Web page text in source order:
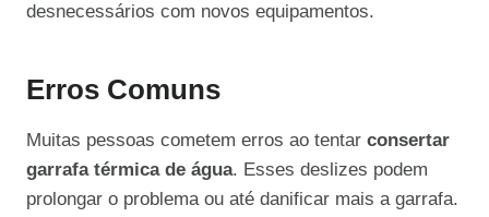
desnecessários com novos equipamentos.
Erros Comuns
Muitas pessoas cometem erros ao tentar consertar
garrafa térmica de água. Esses deslizes podem
prolongar o problema ou até danificar mais a garrafa.